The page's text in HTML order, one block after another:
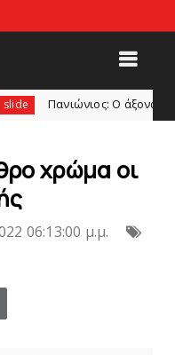
O άξονας που «γεμίζει»
χρώμα οι
06:13:00 μ.μ.